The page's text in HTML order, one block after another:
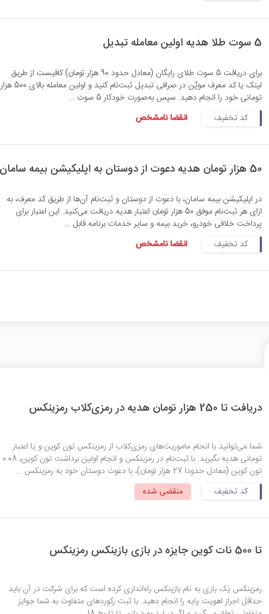
5 سوت طلا هدیه اولین معامله تبدیل
برای دریافت 5 سوت طلای رایگان (معادل حدود 90 هزار تومان) کافیست از طریق
لینک یا کد معرف موپُن در صرافی تبدیل ثبت‌نام کنید و اولین معامله بالای 500 هزار
تومانی خود را انجام دهید. سپس به‌صورت خودکار 5 سوت ...
کد تخفیف
انقضا نامشخص
50 هزار تومان هدیه دعوت از دوستان به اپلیکیشن بیمه سامان
در اپلیکیشن بیمه سامان، با دعوت از دوستان و ثبت‌نام آن‌ها از طریق کد معرف، به
ازای هر ثبت‌نام موفق 50 هزار تومان اعتبار هدیه دریافت می‌کنید. این اعتبار برای
پرداخت خلافی خودرو، خرید بیمه و سایر خدمات برنامه قابل ...
کد تخفیف
انقضا نامشخص
دریافت تا 250 هزار تومان هدیه در رمزی‌کلاب رمزینکس
شما می‌توانید با انجام ماموریت‌های رمزی‌کلاب از رمزینکس تون کوین و یا اعتبار
تومانی هدیه بگیرید. با ثبت‌نام در رمزینکس و انجام اولین برداشت تون کوین، 0.08
تون کوین (معادل حدودا 27 هزار تومان)، با دعوت دوستان خود به رمزینکس ...
کد تخفیف
منقضی شده
تا 500 نات کوین جایزه در بازی بازینکس رمزینکس
رمزینکس یک بازی به نام بازینکس راه‌اندازی کرده است که برای شرکت در آن باید
حداقل احراز اهویت پایه را انجام دهید. با ثبت رکوردهای متفاوت به شما جوایز